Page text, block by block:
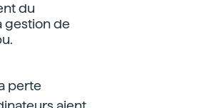
du
gestion de
perte